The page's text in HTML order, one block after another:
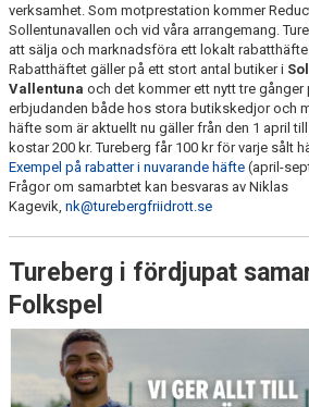
verksamhet. Som motprestation kommer
Sollentunavallen och vid våra arrangemang.
att sälja och marknadsföra ett lokalt
Rabatthäftet gäller på ett stort antal butiker i
Vallentuna och det kommer ett nytt tre gånger
erbjudanden både hos stora butikskedjor och
häfte som är aktuellt nu gäller från den 1 april
kostar 200 kr. Tureberg får 100 kr för varje sålt
Exempel på rabatter i nuvarande häfte (april-
Frågor om samarbtet kan besvaras av Niklas
Kagevik, nk@turebergfriidrott.se
Tureberg i fördjupat
Folkspel